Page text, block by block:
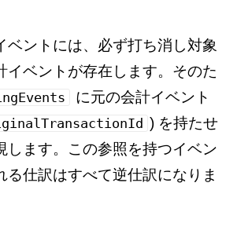
ベントには、必ず打ち消し対象
イベントが存在します。そのた
に元の会計イベント
) を持たせ
します。この参照を持つイベン
る仕訳はすべて逆仕訳になりま